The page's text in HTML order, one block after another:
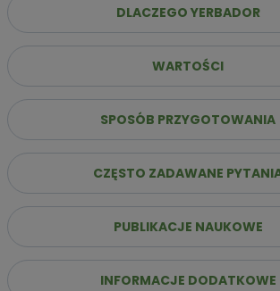
Dlaczego warto wybrać Yerbador
✔️ Najwyższa jakość suszu– Same liście
poddane starannemu procesowi
gwarantuje szlachetny i głęboki profil
✔️
Stabilna energia bez „zjazdu” –
uwalnia się stopniowo, zapewniając
działania przez wiele godzin.
✔️ Innowacja: Suszenie powietrzem–
przygotowujemy bez użycia dymu i ognia,
łagodny dla żołądka i pozbawiony goryczy.
DLACZEGO YERBADOR
WARTOŚCI
SPOSÓB PRZYGOTOWANIA
CZĘSTO ZADAWANE
PUBLIKACJE NAUKOWE
INFORMACJE DODATKOWE